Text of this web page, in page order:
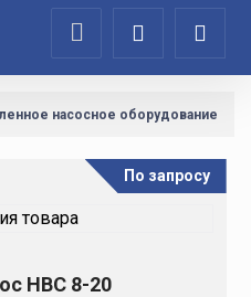
насосное оборудование
НВС 8-20
По запросу